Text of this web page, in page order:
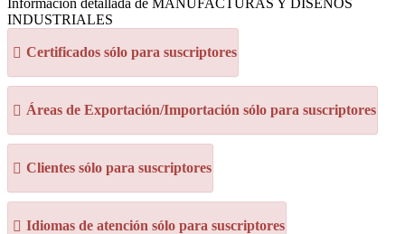
Información detallada de MANUFACTURAS Y DISEÑOS
INDUSTRIALES
Certificados sólo para suscriptores
Áreas de Exportación/Importación sólo para suscriptores
Clientes sólo para suscriptores
Idiomas de atención sólo para suscriptores